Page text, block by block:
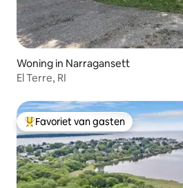
Woning in Narragansett
El Terre, RI
Topfavoriet van gasten
Favoriet van gasten